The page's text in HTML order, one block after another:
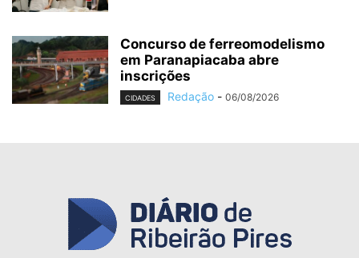
Concurso de ferreomodelismo
em Paranapiacaba abre
inscrições
CIDADES Redação - 06/08/2026